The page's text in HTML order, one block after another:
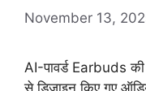
November 13,
AI-पावर्ड Earbuds